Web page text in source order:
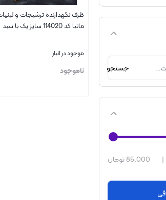
جستجو
85,000 تومان |
ظرف نگهدارنده ترشیجات و
مانیا کد 114020 سایز یک با سبد
موجود در انبار
ناموجود